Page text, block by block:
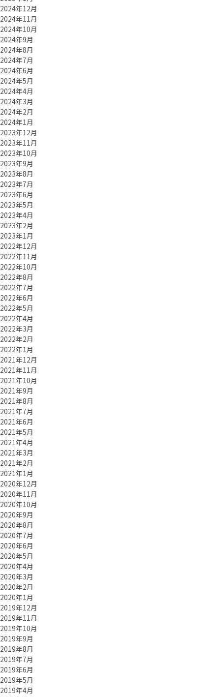
2024年12月
2024年11月
2024年10月
2024年9月
2024年8月
2024年7月
2024年6月
2024年5月
2024年4月
2024年3月
2024年2月
2024年1月
2023年12月
2023年11月
2023年10月
2023年9月
2023年8月
2023年7月
2023年6月
2023年5月
2023年4月
2023年2月
2023年1月
2022年12月
2022年11月
2022年10月
2022年8月
2022年7月
2022年6月
2022年5月
2022年4月
2022年3月
2022年2月
2022年1月
2021年12月
2021年11月
2021年10月
2021年9月
2021年8月
2021年7月
2021年6月
2021年5月
2021年4月
2021年3月
2021年2月
2021年1月
2020年12月
2020年11月
2020年10月
2020年9月
2020年8月
2020年7月
2020年6月
2020年5月
2020年4月
2020年3月
2020年2月
2020年1月
2019年12月
2019年11月
2019年10月
2019年9月
2019年8月
2019年7月
2019年6月
2019年5月
2019年4月